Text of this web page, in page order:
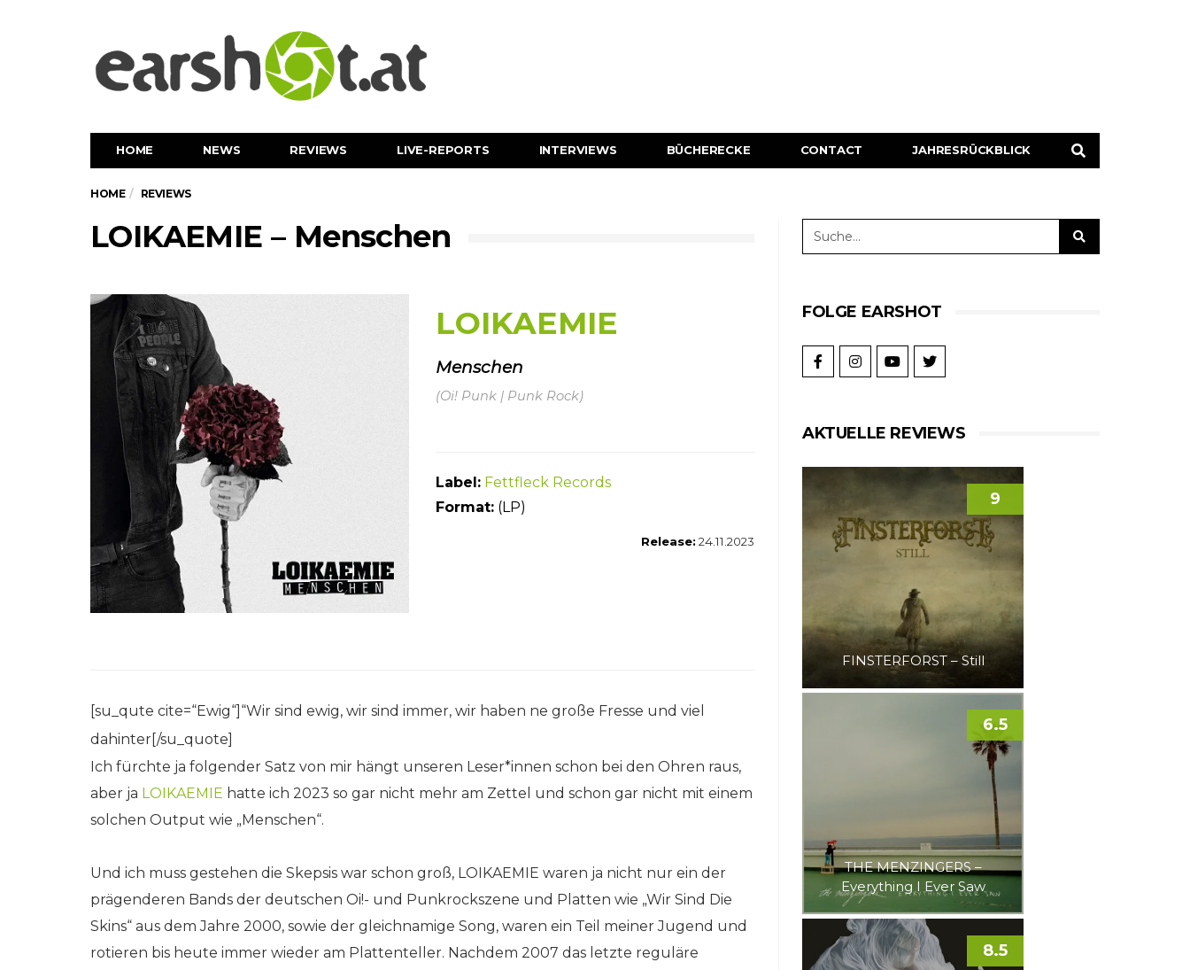
HOME NEWS REVIEWS LIVE-REPORTS INTERVIEWS BÜCHERECKE CONTACT JAHRESRÜCKBLICK
HOME REVIEWS
LOIKAEMIE – Menschen
LOIKAEMIE
Menschen
(Oi! Punk | Punk Rock)
Label: Fettfleck Records
Format: (LP)
Release: 24.11.2023
[su_qute cite=“Ewig“]“Wir sind ewig, wir sind immer, wir haben ne große Fresse und viel
dahinter[/su_quote]
Ich fürchte ja folgender Satz von mir hängt unseren Leser*innen schon bei den Ohren raus,
aber ja LOIKAEMIE hatte ich 2023 so gar nicht mehr am Zettel und schon gar nicht mit einem
solchen Output wie „Menschen“.
Und ich muss gestehen die Skepsis war schon groß, LOIKAEMIE waren ja nicht nur ein der
prägenderen Bands der deutschen Oi!- und Punkrockszene und Platten wie „Wir Sind Die
Skins“ aus dem Jahre 2000, sowie der gleichnamige Song, waren ein Teil meiner Jugend und
rotieren bis heute immer wieder am Plattenteller. Nachdem 2007 das letzte reguläre
FOLGE EARSHOT
AKTUELLE REVIEWS
FINSTERFORST – Still
9
THE MENZINGERS –
Everything I Ever Saw
6.5
8.5